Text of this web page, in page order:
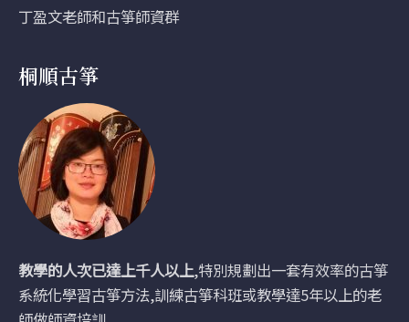
丁盈文老師和古箏師資群
桐順古箏
教學的人次已達上千人以上,特別規劃出一套有效率的古箏
系統化學習古箏方法,訓練古箏科班或教學達5年以上的老